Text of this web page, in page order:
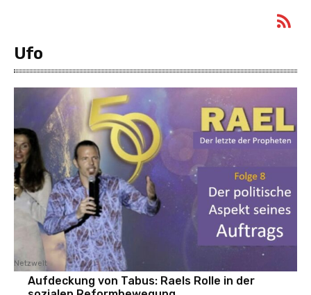
Ufo
Netzwelt
Aufdeckung von Tabus: Raels Rolle in der